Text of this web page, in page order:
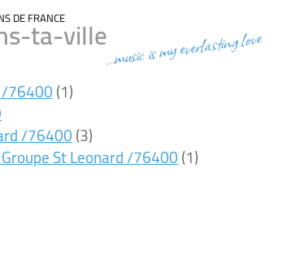
DE FRANCE
ta-ville...music is my everlasting love
/76400(1)
/76400(3)
St Leonard /76400(1)